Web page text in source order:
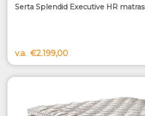
Serta Splendid Executive HR matras
v.a. €2.199,00